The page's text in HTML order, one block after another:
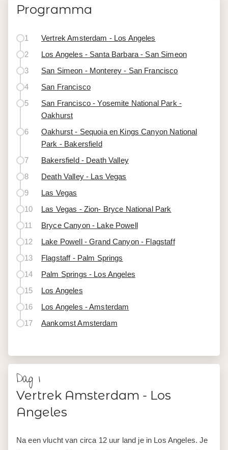
Programma
1
Vertrek Amsterdam - Los Angeles
2
Los Angeles - Santa Barbara - San Simeon
3
San Simeon - Monterey - San Francisco
4
San Francisco
5
San Francisco - Yosemite National Park -
Oakhurst
6
Oakhurst - Sequoia en Kings Canyon National
Park - Bakersfield
7
Bakersfield - Death Valley
8
Death Valley - Las Vegas
9
Las Vegas
10
Las Vegas - Zion- Bryce National Park
11
Bryce Canyon - Lake Powell
12
Lake Powell - Grand Canyon - Flagstaff
13
Flagstaff - Palm Springs
14
Palm Springs - Los Angeles
15
Los Angeles
16
Los Angeles - Amsterdam
17
Aankomst Amsterdam
Dag 1
Vertrek Amsterdam - Los
Angeles
Na een vlucht van circa 12 uur land je in Los Angeles. Je